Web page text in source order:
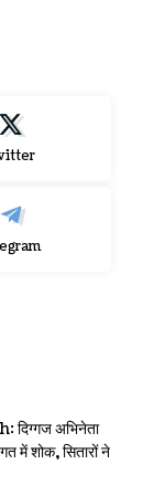
अभिनेता
में शोक, सितारों ने